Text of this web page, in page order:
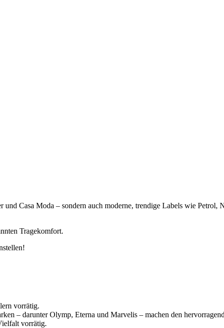
Casa Moda – sondern auch moderne, trendige Labels wie Petrol,
Tragekomfort.
vorrätig.
– darunter Olymp, Eterna und Marvelis – machen den
vorrätig.